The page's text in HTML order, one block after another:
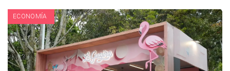
ECONOMÍA